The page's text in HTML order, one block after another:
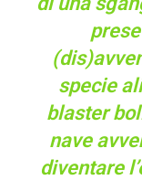
specie
blaster
nave
diventare